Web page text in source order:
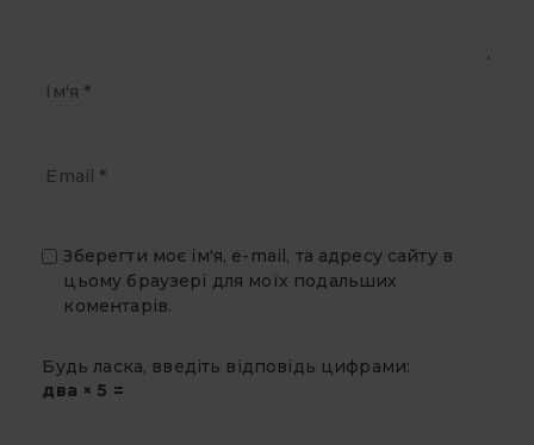
Ім'я *
Email *
Зберегти моє ім'я, e-mail, та адресу сайту в
цьому браузері для моїх подальших
коментарів.
Будь ласка, введіть відповідь цифрами:
два × 5 =